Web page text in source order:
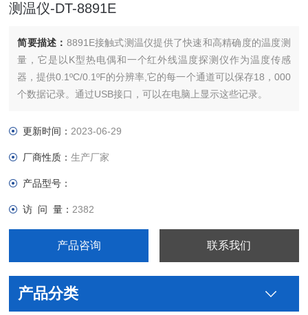
测温仪-DT-8891E
简要描述： 8891E接触式测温仪提供了快速和高精确度的温度测
量，它是以K型热电偶和一个红外线温度探测仪作为温度传感
器，提供0.1ºC/0.1ºF的分辨率,它的每一个通道可以保存18，000
个数据记录。通过USB接口，可以在电脑上显示这些记录。
更新时间： 2023-06-29
厂商性质：生产厂家
产品型号：
访 问 量： 2382
产品咨询 联系我们
产品分类